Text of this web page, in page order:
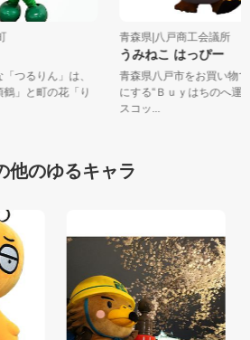
「つるりん」は、
鶴」と町の花「り
青森県|八戸商工会議所
うみねこ はっぴー
青森県八戸市をお買い
にする“Ｂｕｙはちのへ
スコッ...
他のゆるキャラ